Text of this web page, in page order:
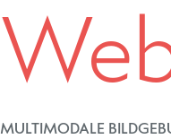
MULTIMODALE